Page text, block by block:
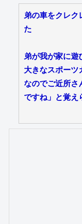
弟の車をクレク
た
弟が我が家に遊
大きなスポーツ
なのでご近所さ
ですね」と覚え